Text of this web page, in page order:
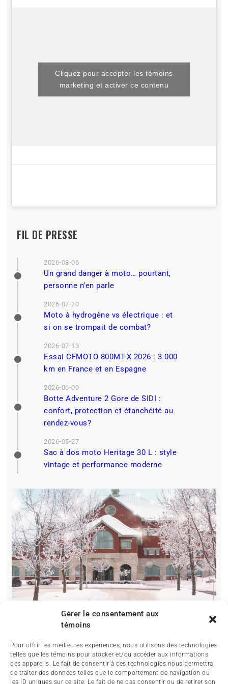
Gérer le consentement aux
témoins
Pour offrir les meilleures expériences, nous utilisons des technologies
telles que les témoins pour stocker et/ou accéder aux informations
des appareils. Le fait de consentir à ces technologies nous permettra
de traiter des données telles que le comportement de navigation ou
les ID uniques sur ce site. Le fait de ne pas consentir ou de retirer son
Cliquez pour accepter les témoins
marketing et activer ce contenu
FIL DE PRESSE
2026-08-06
Un grand danger à moto… pourtant,
personne n’en parle
2026-07-20
Moto à hydrogène vs électrique : et
si on se trompait de combat?
2026-07-13
Essai CFMOTO 800MT-X 2026 : 3 000
km en France et en Espagne
2026-06-09
Botte Adventure 2 Gore de SIDI :
confort, protection et étanchéité au
rendez-vous?
2026-05-27
Sac à dos moto Heritage 30 L : style
vintage et performance moderne